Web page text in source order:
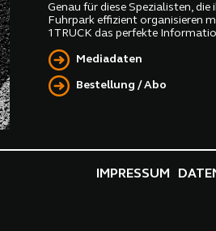
Genau für diese Spezialisten, die
Fuhrpark effizient organisieren
1TRUCK das perfekte
Mediadaten
Bestellung / Abo
IMPRESSUM